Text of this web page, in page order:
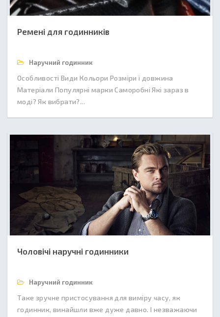
Ремені для годинників
Наручний годинник
Особливості Види Кольори Розміри і довжина
Матеріали Популярні марки Саморобні Які зараз в
моді? Як вибрати?...
Чоловічі наручні годинники
Наручний годинник
Таке зручне пристосування для виміру часу, як
годинник, винайшли вже дуже давно. І незважаючи